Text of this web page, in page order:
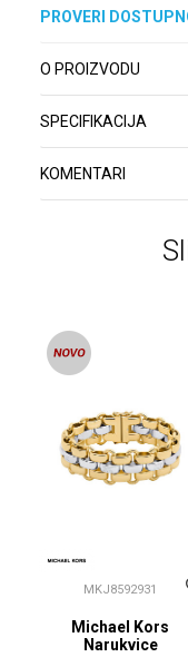
PROVERI
O PROIZVODU
SPECIFIKACIJA
KOMENTARI
MKJ8592931
Michael Kors
Narukvice